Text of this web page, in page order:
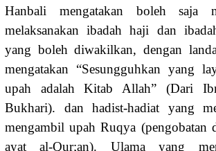
Hanbali mengatakan boleh saja
melaksanakan ibadah haji dan
yang boleh diwakilkan, dengan
mengatakan “Sesungguhkan yang
upah adalah Kitab Allah” (Dari
Bukhari). dan hadist-hadiat yang
mengambil upah Ruqya (pengobatan
ayat al-Qur;an). Ulama yang